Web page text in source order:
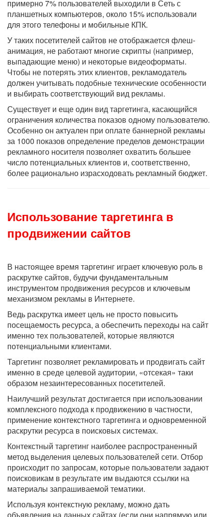
примерно 7% пользователей выходили в Сеть с
планшетных компьютеров, около 15% использовали
для этого телефоны и мобильные КПК.
У таких посетителей сайтов не отображается флеш-
анимация, не работают многие скрипты (например,
выпадающие меню) и некоторые видеоформаты.
Чтобы не потерять этих клиентов, рекламодатель
должен учитывать подобные технические особенности
и выбирать соответствующий вид рекламы.
Существует и еще один вид таргетинга, касающийся
ограничения количества показов одному пользователю.
Особенно он актуален при оплате баннерной рекламы
за 1000 показов определение пределов демонстрации
рекламного носителя позволяет охватить большее
число потенциальных клиентов и, соответственно,
более рационально израсходовать рекламный бюджет.
Использование таргетинга в
продвижении сайтов
В настоящее время таргетинг играет ключевую роль в
раскрутке сайтов, будучи фундаментальным
инструментом продвижения ресурсов и ключевым
механизмом рекламы в Интернете.
Ведь раскрутка имеет цель не просто повысить
посещаемость ресурса, а обеспечить переходы на сайт
именно тех пользователей, которые являются
потенциальными клиентами.
Таргетинг позволяет рекламировать и продвигать сайт
именно в среде целевой аудитории, «отсекая» таки
образом незаинтересованных посетителей.
Наилучший результат достигается при использовании
комплексного подхода к продвижению в частности,
применение контекстного таргетинга и одновременной
раскрутки ресурса в поисковых системах.
Контекстный таргетинг наиболее распространенный
метод выделения целевых пользователей сети. Отбор
происходит по запросам, которые пользователи задают
поисковикам в результате им выдаются ссылки на
материалы запрашиваемой тематики.
Используя контекстную рекламу, можно дать